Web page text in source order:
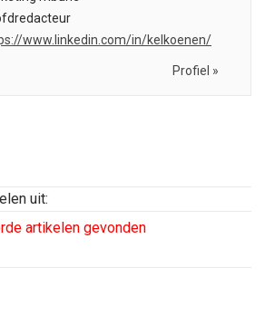
www.linkedin.com/in/kelkoenen/
Profiel »
uit:
artikelen gevonden